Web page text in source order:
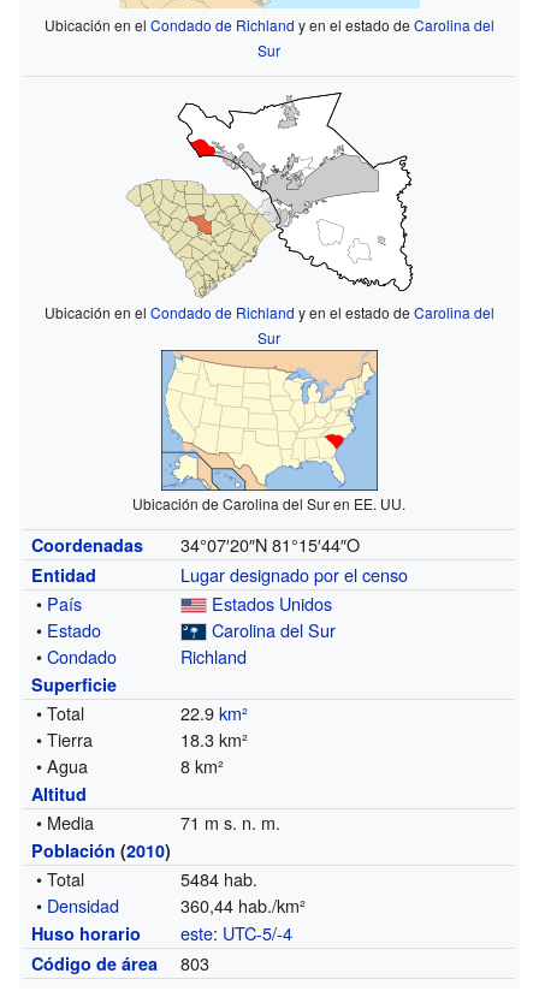
Ubicación en el Condado de Richland y en el estado de Carolina del
Sur
Ubicación en el Condado de Richland y en el estado de Carolina del
Sur
Ubicación de Carolina del Sur en EE. UU.
Coordenadas 34°07′20″N 81°15′44″O
Entidad
Lugar designado por el censo
• País
Estados Unidos
• Estado
Carolina del Sur
•Condado Richland
Superficie
• Total 22.9km²
• Tierra
18.3 km²
• Agua
8 km²
Altitud
• Media 71 m s. n. m.
Población (2010)
• Total
5484 hab.
• Densidad 360,44 hab./km²
Huso horario este: UTC-5/-4
Código de área 803